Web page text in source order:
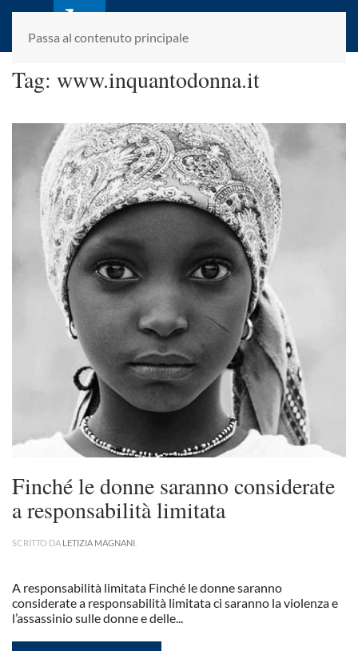
Passa al contenuto principale
laletteraturaenoi.it
fondato da Romano Luperini
Tag: www.inquantodonna.it
Finché le donne saranno considerate
a responsabilità limitata
SCRITTO DA LETIZIA MAGNANI
A responsabilità limitata Finché le donne saranno
considerate a responsabilità limitata ci saranno la violenza e
l’assassinio sulle donne e delle...